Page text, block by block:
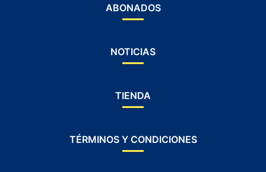
ABONADOS
NOTICIAS
TIENDA
TÉRMINOS Y CONDICIONES